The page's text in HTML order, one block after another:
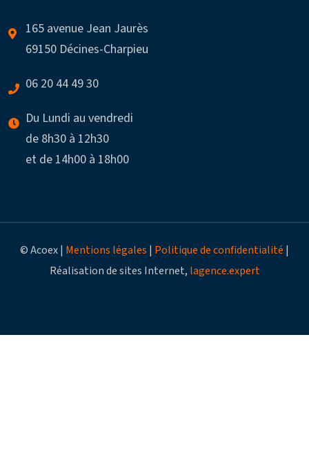
165 avenue Jean Jaurès
69150 Décines-Charpieu
06 20 44 49 30
Du Lundi au vendredi
de 8h30 à 12h30
et de 14h00 à 18h00
© Acoex | Mentions légales | Politique de confidentialité |
Réalisation de sites Internet, lagence.expert